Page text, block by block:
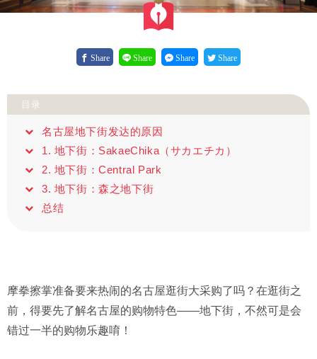
Share Share Share Share
目录
名古屋地下街发达的原因
1. 地下街：SakaeChika（サカエチカ）
2. 地下街：Central Park
3. 地下街：森之地下街
总结
摩拳擦掌准备要来热闹的名古屋逛街大采购了吗？在逛街之
前，得要先了解名古屋的购物特色——地下街，不然可是会
错过一半的购物乐趣唷！